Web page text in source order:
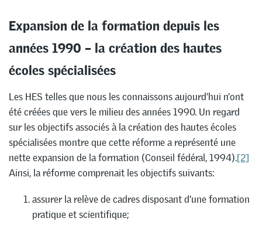
Expansion de la formation depuis les
années 1990 – la création des hautes
écoles spécialisées
Les HES telles que nous les connaissons aujourd’hui n’ont
été créées que vers le milieu des années 1990. Un regard
sur les objectifs associés à la création des hautes écoles
spécialisées montre que cette réforme a représenté une
nette expansion de la formation (Conseil fédéral, 1994).[2]
Ainsi, la réforme comprenait les objectifs suivants:
assurer la relève de cadres disposant d’une formation
pratique et scientifique;